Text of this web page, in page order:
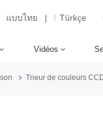
แบบไทย | Türkçe
Vidéos
Trieur de couleurs